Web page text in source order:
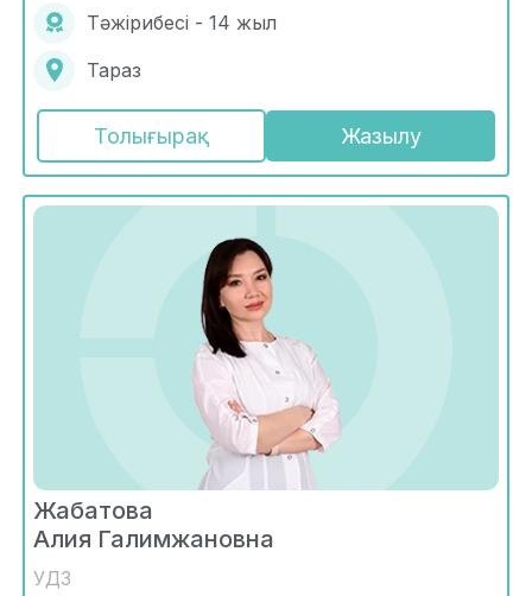
Тәжірибесі - 14 жыл
Тараз
Толығырақ Жазылу
Жабатова
Алия Галимжановна
УДЗ